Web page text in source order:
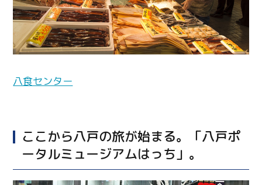
八食センター
ここから八戸の旅が始まる。「八戸ポ
ータルミュージアムはっち」。